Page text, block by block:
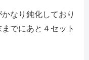
なり鈍化しており
でにあと４セット